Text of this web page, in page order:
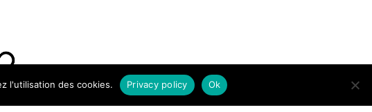
l'utilisation des cookies. Ok
Privacy policy